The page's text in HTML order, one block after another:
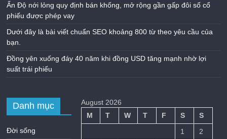
Ấn Độ nới lỏng quy định bán khống, mở rộng gần gấp đôi số cổ
phiếu được phép vay
Dưới đây là bài viết chuẩn SEO khoảng 800 từ theo yêu cầu của
bạn.
Đồng yên xuống đáy 40 năm khi đồng USD tăng mạnh nhờ lợi
suất trái phiếu
Danh mục
Đời sống
August 2026
M
T W T F S
S
1
2